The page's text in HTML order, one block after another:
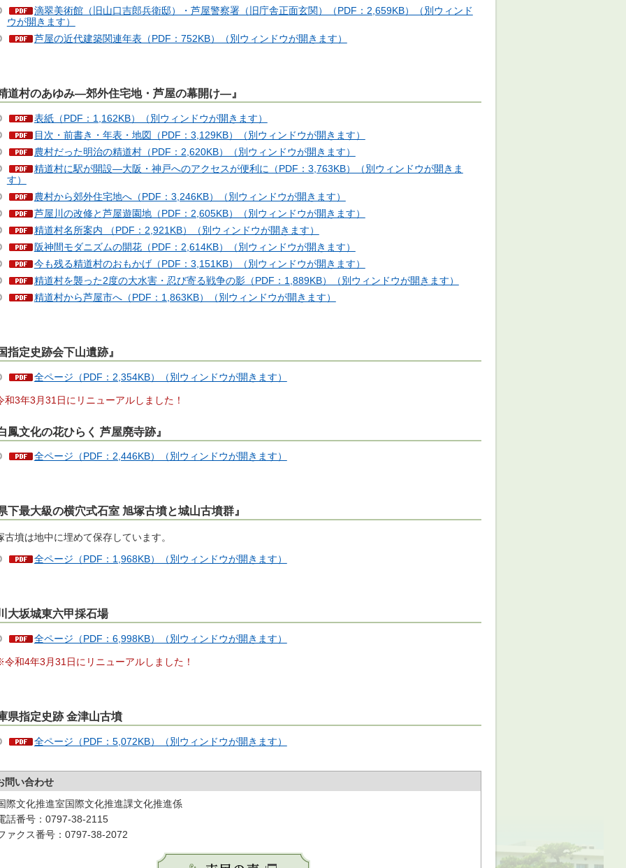
滴翠美術館（旧山口吉郎兵衛邸）・芦屋警察署（旧庁舎正面玄関）（PDF：2,659KB）（別ウィンド
ウが開きます）
芦屋の近代建築関連年表（PDF：752KB）（別ウィンドウが開きます）
道村のあゆみ―郊外住宅地・芦屋の幕開け―』
表紙（PDF：1,162KB）（別ウィンドウが開きます）
目次・前書き・年表・地図（PDF：3,129KB）（別ウィンドウが開きます）
農村だった明治の精道村（PDF：2,620KB）（別ウィンドウが開きます）
精道村に駅が開設―大阪・神戸へのアクセスが便利に（PDF：3,763KB）（別ウィンドウが開きま
す）
農村から郊外住宅地へ（PDF：3,246KB）（別ウィンドウが開きます）
芦屋川の改修と芦屋遊園地（PDF：2,605KB）（別ウィンドウが開きます）
精道村名所案内 （PDF：2,921KB）（別ウィンドウが開きます）
阪神間モダニズムの開花（PDF：2,614KB）（別ウィンドウが開きます）
今も残る精道村のおもかげ（PDF：3,151KB）（別ウィンドウが開きます）
精道村を襲った2度の大水害・忍び寄る戦争の影（PDF：1,889KB）（別ウィンドウが開きます）
精道村から芦屋市へ（PDF：1,863KB）（別ウィンドウが開きます）
指定史跡会下山遺跡』
全ページ（PDF：2,354KB）（別ウィンドウが開きます）
和3年3月31日にリニューアルしました！
鳳文化の花ひらく 芦屋廃寺跡』
全ページ（PDF：2,446KB）（別ウィンドウが開きます）
下最大級の横穴式石室 旭塚古墳と城山古墳群』
古墳は地中に埋めて保存しています。
全ページ（PDF：1,968KB）（別ウィンドウが開きます）
大坂城東六甲採石場
全ページ（PDF：6,998KB）（別ウィンドウが開きます）
4年3月31日にリニューアルしました！
県指定史跡 金津山古墳
全ページ（PDF：5,072KB）（別ウィンドウが開きます）
問い合わせ
際文化推進室国際文化推進課文化推進係
話番号：0797-38-2115
ァクス番号：0797-38-2072